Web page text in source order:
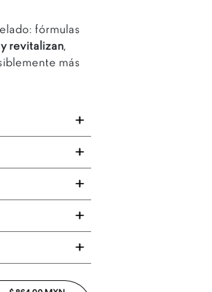
fórmulas
revitalizan,
más